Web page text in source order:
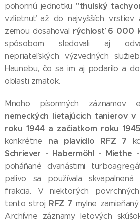
pohonnú jednotku "thulský
vzlietnuť až do najvyšších vrstiev
zemou dosahoval rýchlosť 6 000
spôsobom sledovali aj
nepriateľských výzvedných
Haunebu, čo sa im aj podarilo a
oblasti zmätok.
Mnoho písomných záznamov
nemeckých lietajúcich tanierov v
roku 1944 a začiatkom roku
konkrétne na plavidlo RFZ 7
Schriever - Habermöhl - Miethe
poháňané dvanástimi
palivo sa používala
frakcia. V niektorých
tento stroj RFZ 7 mylne
Archívne záznamy letových